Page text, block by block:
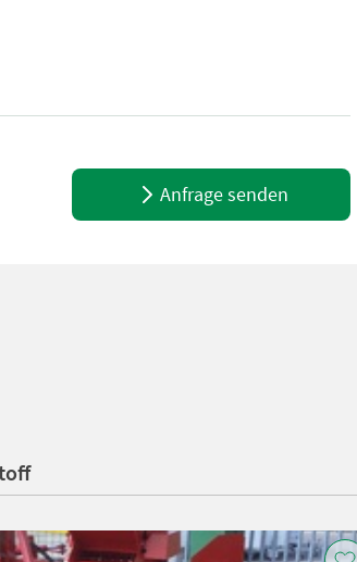
Anzahl der Reihen: 1 - Breite des Geräts:
Anfrage senden